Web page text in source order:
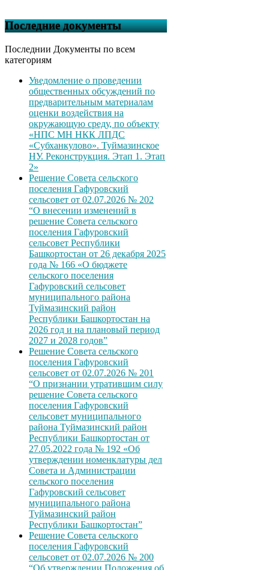
Последние документы
Последнии Документы по всем
категориям
Уведомление о проведении
общественных обсуждений по
предварительным материалам
оценки воздействия на
окружающую среду, по объекту
«НПС МН НКК ЛПДС
«Субханкулово». Туймазинское
НУ. Реконструкция. Этап 1. Этап
2»
Решение Совета сельского
поселения Гафуровский
сельсовет от 02.07.2026 № 202
“О внесении изменений в
решение Совета сельского
поселения Гафуровский
сельсовет Республики
Башкортостан от 26 декабря 2025
года № 166 «О бюджете
сельского поселения
Гафуровский сельсовет
муниципального района
Туймазинский район
Республики Башкортостан на
2026 год и на плановый период
2027 и 2028 годов”
Решение Совета сельского
поселения Гафуровский
сельсовет от 02.07.2026 № 201
“О признании утратившим силу
решение Совета сельского
поселения Гафуровский
сельсовет муниципального
района Туймазинский район
Республики Башкортостан от
27.05.2022 года № 192 «Об
утверждении номенклатуры дел
Совета и Администрации
сельского поселения
Гафуровский сельсовет
муниципального района
Туймазинский район
Республики Башкортостан”
Решение Совета сельского
поселения Гафуровский
сельсовет от 02.07.2026 № 200
“Об утверждении Положения об